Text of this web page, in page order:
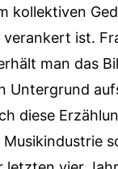
kollektiven
ist.
man das
Untergrund
diese